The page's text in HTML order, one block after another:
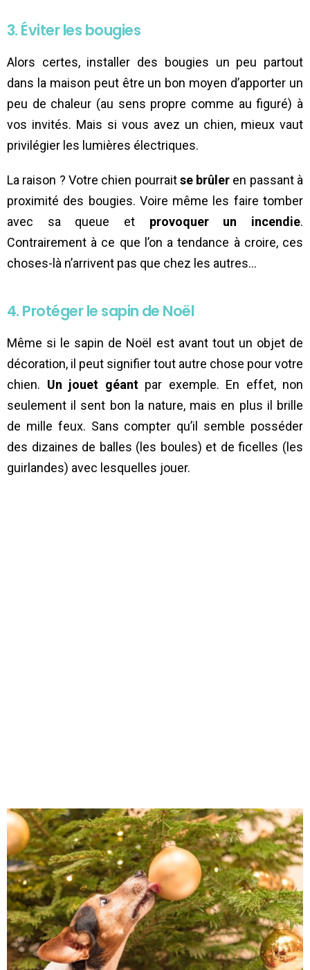
3. Éviter les bougies
Alors certes, installer des bougies un peu partout
dans la maison peut être un bon moyen d’apporter un
peu de chaleur (au sens propre comme au figuré) à
vos invités. Mais si vous avez un chien, mieux vaut
privilégier les lumières électriques.
La raison ? Votre chien pourraitse brûler en passant à
proximité des bougies. Voire même les faire tomber
avec sa queue et provoquer un incendie.
Contrairement à ce que l’on a tendance à croire, ces
choses-là n’arrivent pas que chez les autres…
4. Protéger le sapin de Noël
Même si le sapin de Noël est avant tout un objet de
décoration, il peut signifier tout autre chose pour votre
chien. Un jouet géantpar exemple. En effet, non
seulement il sent bon la nature, mais en plus il brille
de mille feux. Sans compter qu’il semble posséder
des dizaines de balles (les boules) et de ficelles (les
guirlandes) avec lesquelles jouer.